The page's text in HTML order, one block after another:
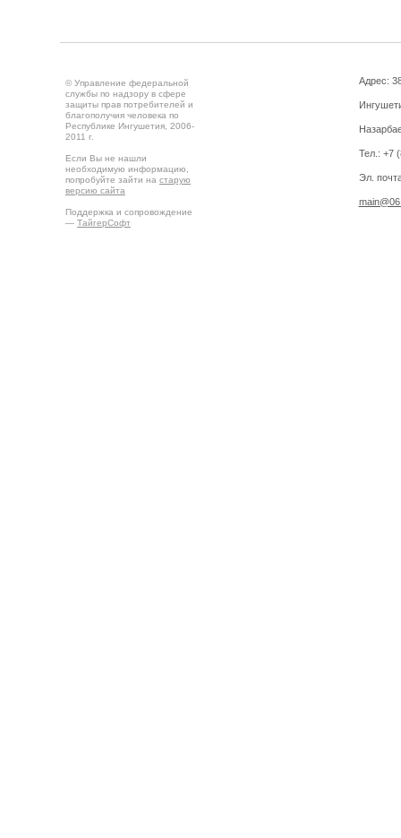
© Управление федеральной
службы по надзору в сфере
защиты прав потребителей и
благополучия человека по
Республике Ингушетия, 2006-
2011 г.
Если Вы не нашли
необходимую информацию,
попробуйте зайти на старую
версию сайта
Поддержка и сопровождение
— ТайгерСофт
Адрес:
Тел.: +7
Эл.